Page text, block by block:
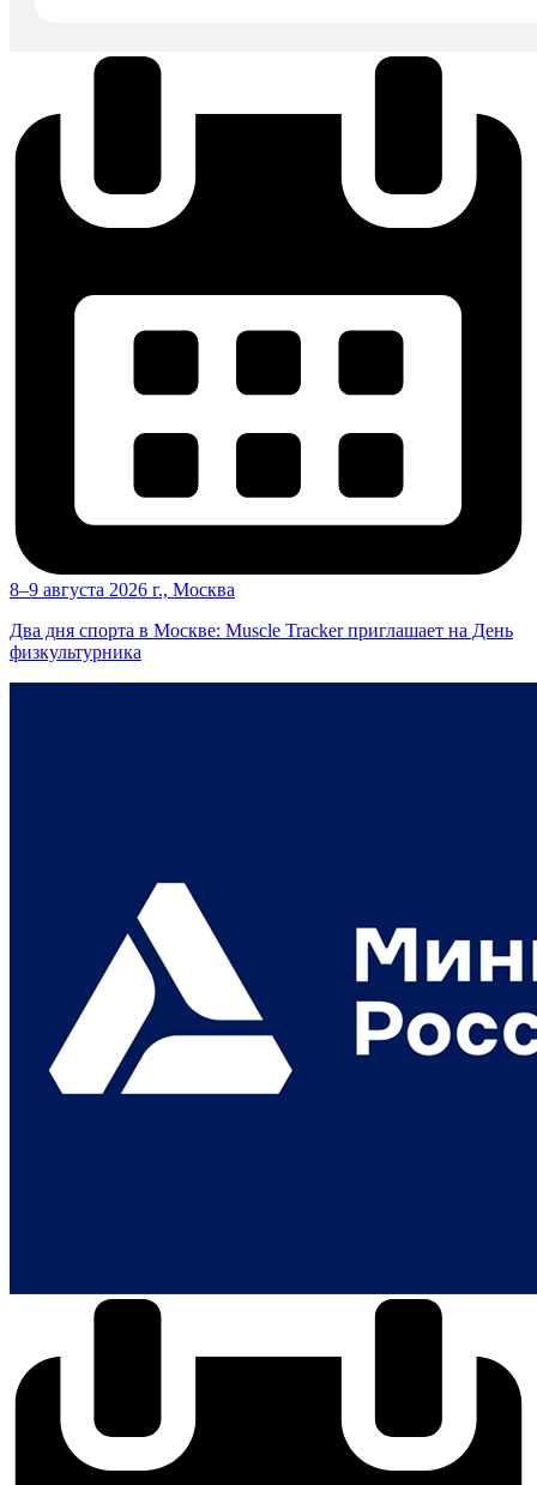
8–9 августа 2026 г., Москва
Два дня спорта в Москве: Muscle Tracker приглашает на День
физкультурника